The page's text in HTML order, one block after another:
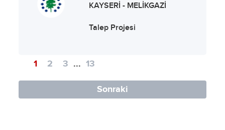
KAYSERİ - MELİKGAZİ
Talep Projesi
1 2 3 ... 13
Sonraki